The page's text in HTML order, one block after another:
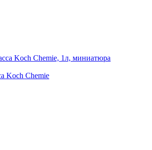
Koch Chemie